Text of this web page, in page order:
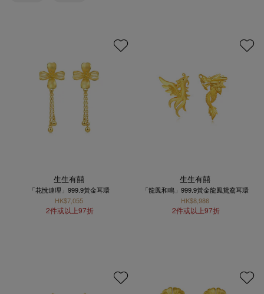
生生有囍
「花悅連理」999.9黃金耳環
HK$7,055
2件或以上97折
生生有囍
「龍鳳和鳴」999.9黃金龍鳳鴛鴦耳環
HK$8,986
2件或以上97折